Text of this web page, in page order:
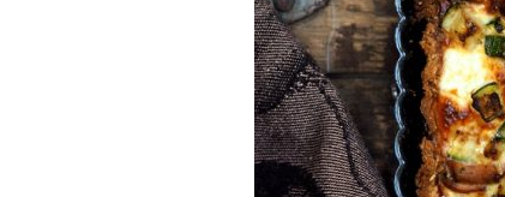
Juomia